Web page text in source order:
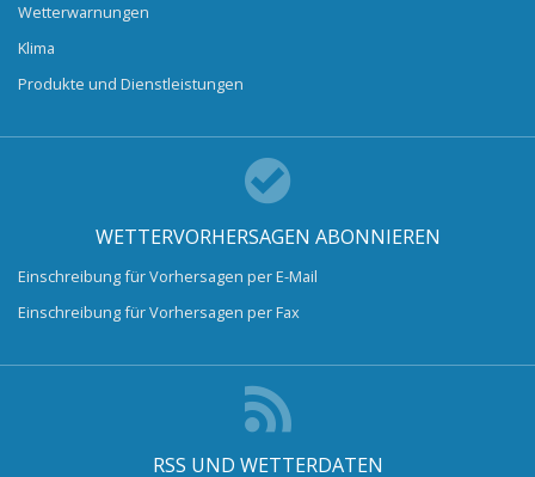
Wetterwarnungen
Klima
Produkte und Dienstleistungen
WETTERVORHERSAGEN ABONNIEREN
Einschreibung für Vorhersagen per E-Mail
Einschreibung für Vorhersagen per Fax
RSS UND WETTERDATEN